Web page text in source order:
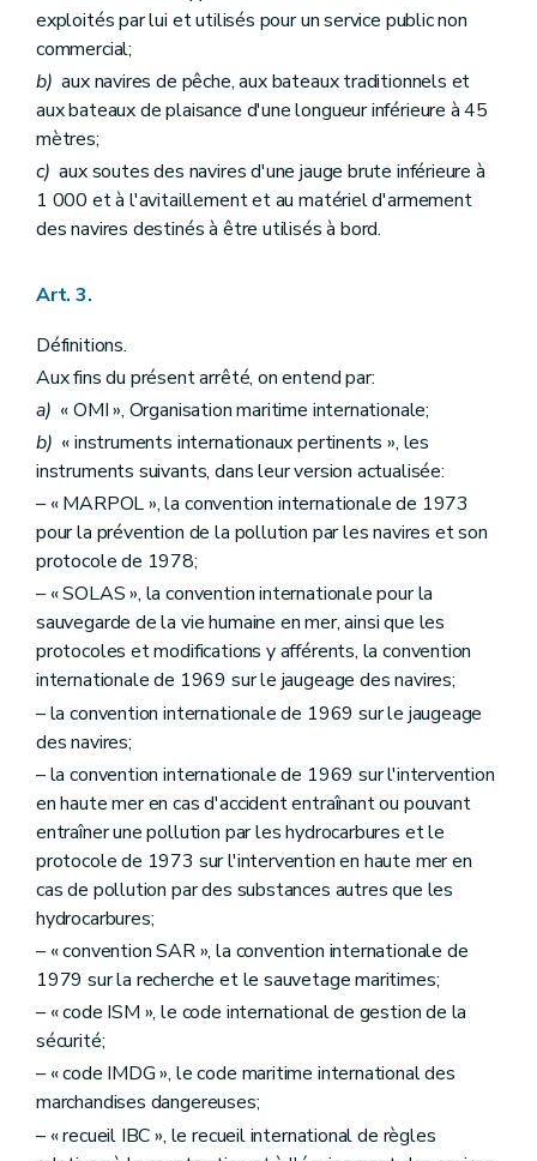
exploités par lui et utilisés pour un service public non
commercial;
b) aux navires de pêche, aux bateaux traditionnels et
aux bateaux de plaisance d'une longueur inférieure à 45
mètres;
c) aux soutes des navires d'une jauge brute inférieure à
1 000 et à l'avitaillement et au matériel d'armement
des navires destinés à être utilisés à bord.
Art. 3.
Définitions.
Aux fins du présent arrêté, on entend par:
a) « OMI », Organisation maritime internationale;
b) « instruments internationaux pertinents », les
instruments suivants, dans leur version actualisée:
– « MARPOL », la convention internationale de 1973
pour la prévention de la pollution par les navires et son
protocole de 1978;
– « SOLAS », la convention internationale pour la
sauvegarde de la vie humaine en mer, ainsi que les
protocoles et modifications y afférents, la convention
internationale de 1969 sur le jaugeage des navires;
– la convention internationale de 1969 sur le jaugeage
des navires;
– la convention internationale de 1969 sur l'intervention
en haute mer en cas d'accident entraînant ou pouvant
entraîner une pollution par les hydrocarbures et le
protocole de 1973 sur l'intervention en haute mer en
cas de pollution par des substances autres que les
hydrocarbures;
– « convention SAR », la convention internationale de
1979 sur la recherche et le sauvetage maritimes;
– « code ISM », le code international de gestion de la
sécurité;
– « code IMDG », le code maritime international des
marchandises dangereuses;
– « recueil IBC », le recueil international de règles